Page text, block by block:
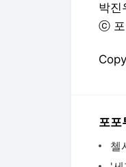
박
ⓒ 포
포포